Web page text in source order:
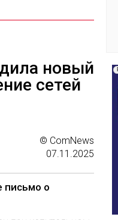
новый
сетей
© ComNews
07.11.2025
письмо о